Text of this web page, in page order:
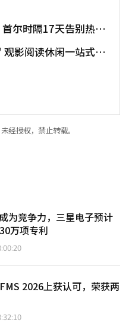
尔时隔17天告别热带
影阅读休闲一站式搞
经授权，禁止转载。
为竞争力，三星电子预计
万项专利
2026上获认可，荣获两